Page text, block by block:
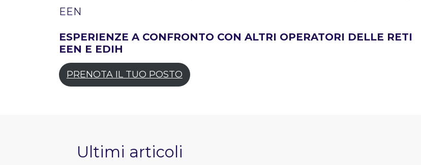
EEN
ESPERIENZE A CONFRONTO CON ALTRI OPERATORI DELLE RETI
EEN E EDIH
PRENOTA IL TUO POSTO
Ultimi articoli